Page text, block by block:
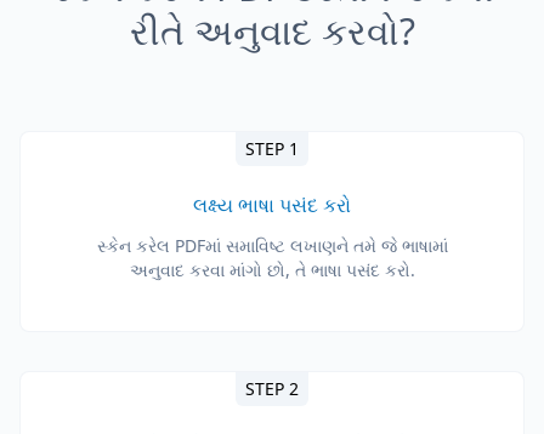
રીતે અનુવાદ કરવો?
STEP 1
લક્ષ્ય ભાષા પસંદ કરો
સ્કેન કરેલ PDFમાં સમાવિષ્ટ લખાણને તમે જે ભાષામાં
અનુવાદ કરવા માંગો છો, તે ભાષા પસંદ કરો.
STEP 2